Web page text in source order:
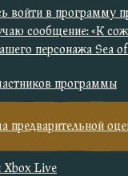
войти в программу
сообщение: «К
персонажа Sea
программы
предварительной
Xbox Live